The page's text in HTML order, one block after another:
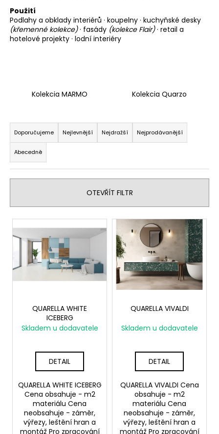
Použití
Podlahy a obklady interiérů · koupelny · kuchyňské desky
(křemenné kolekce)· fasády (kolekce Flair)· retail a
hotelové projekty · lodní interiéry
Kolekcia MARMO Kolekcia Quarzo
Ř
a
z
e
n
r
o
d
t
Doporučujeme Nejlevnější Nejdražší Nejprodávanější
Abecedně
OTEVŘÍT FILTR
V
ý
s
p
QUARELLA WHITE
ICEBERG
Skladem u dodavatele
DETAIL
QUARELLA WHITE ICEBERG
Cena obsahuje - m2
materiálu Cena
neobsahuje - záměr,
výřezy, leštění hran a
montáž Pro zpracování
QUARELLA VIVALDI
Skladem u dodavatele
DETAIL
QUARELLA VIVALDI Cena
obsahuje - m2
materiálu Cena
neobsahuje - záměr,
výřezy, leštění hran a
montáž Pro zpracování